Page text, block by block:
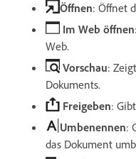
Öffnen: Öffnet
Im Web öffnen
Web.
Vorschau:
Dokuments.
Freigeben:
Umbenennen:
das Dokument